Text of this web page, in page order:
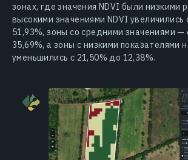
зонах, где значения NDVI были низкими
высокими значениями NDVI увеличились
51,93%, зоны со средними значениями —
35,69%, а зоны с низкими показателями
уменьшились с 21,50% до 12,38%.